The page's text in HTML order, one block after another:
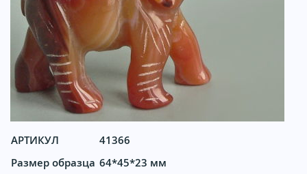
АРТИКУЛ
41366
Размер образца 64*45*23 мм